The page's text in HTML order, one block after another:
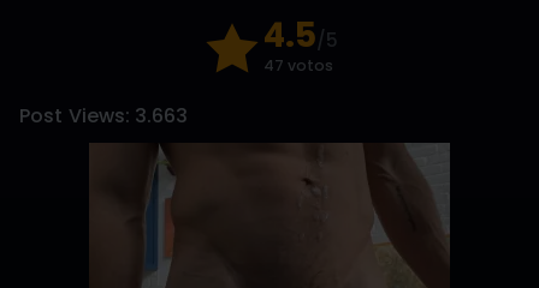
4.5/5
47 votos
Post Views: 3.663